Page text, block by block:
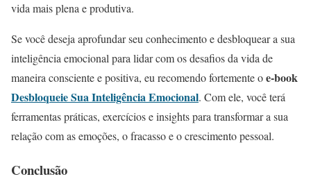
vida mais plena e produtiva.
Se você deseja aprofundar seu conhecimento e desbloquear a sua
inteligência emocional para lidar com os desafios da vida de
maneira consciente e positiva, eu recomendo fortemente oe-book
Desbloqueie Sua Inteligência Emocional. Com ele, você terá
ferramentas práticas, exercícios e insights para transformar a sua
relação com as emoções, o fracasso e o crescimento pessoal.
Conclusão